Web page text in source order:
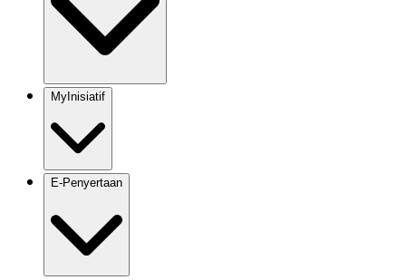
MyInisiatif
E-Penyertaan